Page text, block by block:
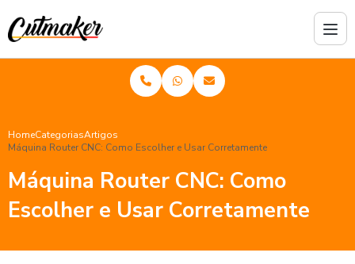
HomeCategoriasArtigos
Máquina Router CNC: Como Escolher e Usar Corretamente
Máquina Router CNC: Como
Escolher e Usar Corretamente